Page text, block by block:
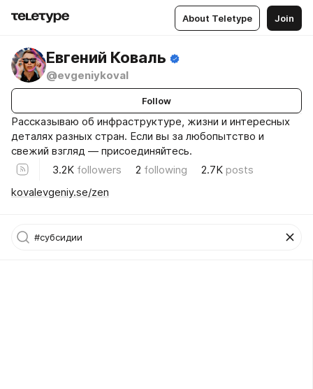
About Teletype Join
Евгений Коваль
@evgeniykoval
Follow
Рассказываю об инфраструктуре, жизни и интересных
деталях разных стран. Если вы за любопытство и
свежий взгляд — присоединяйтесь.
3.2K followers 2 following 2.7K posts
kovalevgeniy.se/zen